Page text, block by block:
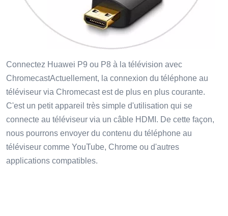
Connectez Huawei P9 ou P8 à la télévision avec
ChromecastActuellement, la connexion du téléphone au
téléviseur via Chromecast est de plus en plus courante.
C'est un petit appareil très simple d'utilisation qui se
connecte au téléviseur via un câble HDMI. De cette façon,
nous pourrons envoyer du contenu du téléphone au
téléviseur comme YouTube, Chrome ou d'autres
applications compatibles.